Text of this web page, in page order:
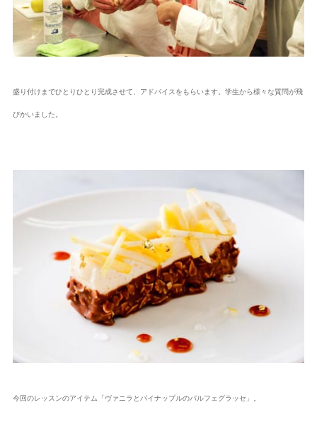
盛り付けまでひとりひとり完成させて、アドバイスをもらいます。学生から様々な質問が飛
びかいました。
今回のレッスンのアイテム「ヴァニラとパイナップルのパルフェグラッセ」。